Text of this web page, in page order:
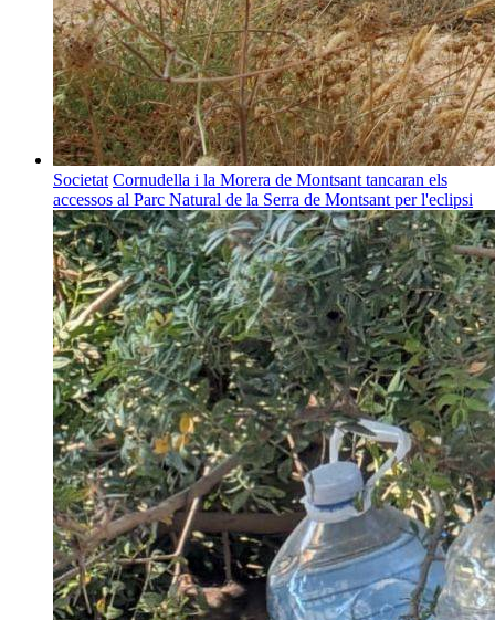
Societat Cornudella i la Morera de Montsant tancaran els
accessos al Parc Natural de la Serra de Montsant per l'eclipsi